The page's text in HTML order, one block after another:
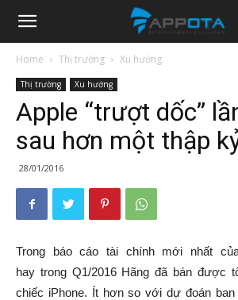
Appota
News
Home Thị trường Xu hướng
Thị trường Xu hướng
Apple “trượt dốc”
sau hơn một thập
28/01/2016
Trong báo cáo tài chính mới nhất
hay trong Q1/2016 Hãng đã bán được
chiếc iPhone. Ít hơn so với dự đoán ban